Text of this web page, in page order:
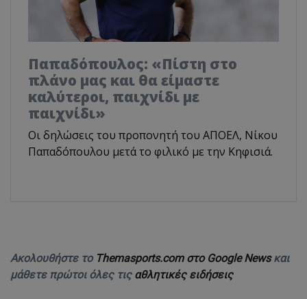
Παπαδόπουλος: «Πίστη στο
πλάνο μας και θα είμαστε
καλύτεροι, παιχνίδι με
παιχνίδι»
Οι δηλώσεις του προπονητή του ΑΠΟΕΛ, Νίκου
Παπαδόπουλου μετά το φιλικό με την Κηφισιά.
Ακολουθήστε το Themasports.com στο Google Newsκαι
μάθετε πρώτοι όλες τις αθλητικές ειδήσεις